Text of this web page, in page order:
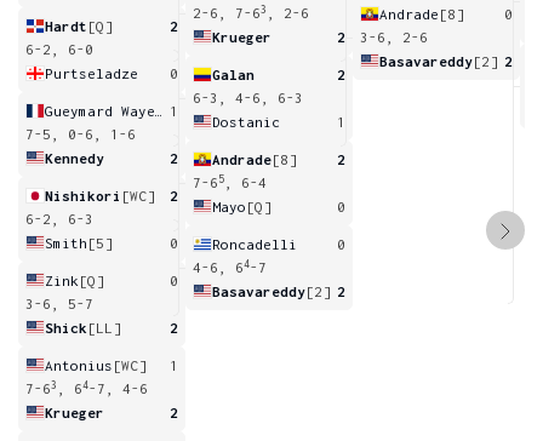
Hardt [Q]
2
6-2, 6-0
Purtseladze
0
1
7-5, 0-6, 1-6
Kennedy
2
Nishikori [WC]
2
6-2, 6-3
Smith [5] 0
Zink [Q]
0
3-6, 5-7
Shick [LL] 2
Antonius [WC]
1
7-63 , 64-7, 4-6
Krueger
2
2-6, 7-63
, 2-6
Krueger
2
Galan
2
6-3, 4-6, 6-3
Dostanic
1
Andrade[8]
2
7-6 5
, 6-4
Mayo [Q] 0
Roncadelli
0
4-6, 64-7
Basavareddy[2] 2
Andrade [8]
0
3-6, 2-6
Basavareddy[2] 2